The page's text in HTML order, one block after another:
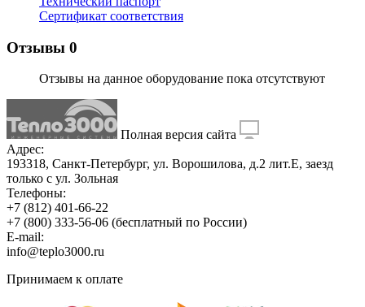
Сертификат соответствия
Отзывы 0
Отзывы на данное оборудование пока отсутствуют
Полная версия сайта
Адрес:
193318, Санкт-Петербург, ул. Ворошилова, д.2 лит.Е, заезд
только с ул. Зольная
Телефоны:
+7 (812) 401-66-22
+7 (800) 333-56-06 (бесплатный по России)
E-mail:
info@teplo3000.ru
Принимаем к оплате